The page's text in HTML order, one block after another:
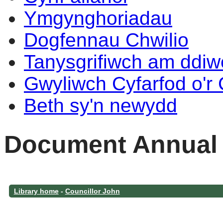
Ymgynghoriadau
Dogfennau Chwilio
Tanysgrifiwch am
Gwyliwch Cyfarfod o'r
Beth sy'n newydd
Document
Library home- Councillor John